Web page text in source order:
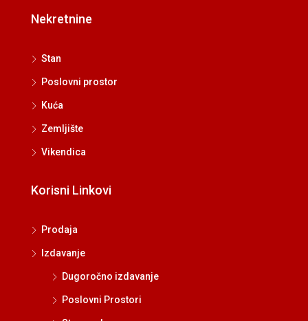
Nekretnine
Stan
Poslovni prostor
Kuća
Zemljište
Vikendica
Korisni Linkovi
Prodaja
Izdavanje
Dugoročno izdavanje
Poslovni Prostori